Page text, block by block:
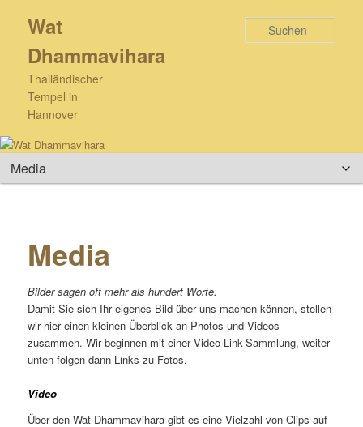
primären
springen
Wat
Dhammavihara
Thailändischer
Tempel in
Hannover
Hauptmenü
Media
Bilder sagen oft mehr als hundert Worte.
Damit Sie sich Ihr eigenes Bild über uns machen können, stellen
wir hier einen kleinen Überblick an Photos und Videos
zusammen. Wir beginnen mit einer Video-Link-Sammlung, weiter
unten folgen dann Links zu Fotos.
Video
Über den Wat Dhammavihara gibt es eine Vielzahl von Clips auf